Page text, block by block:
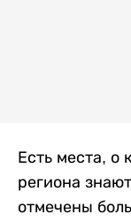
Есть места, о
региона
отмечены